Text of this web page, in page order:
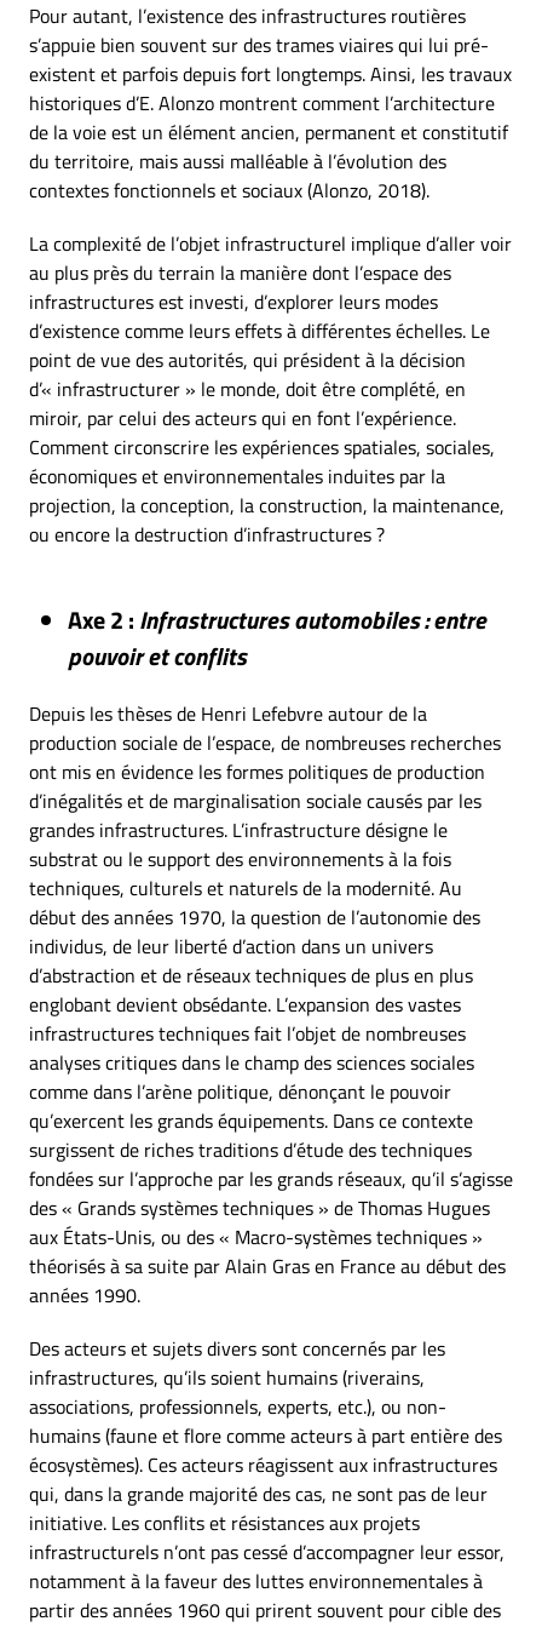
Pour autant, l’existence des infrastructures routières
s’appuie bien souvent sur des trames viaires qui lui pré-
existent et parfois depuis fort longtemps. Ainsi, les travaux
historiques d’E. Alonzo montrent comment l’architecture
de la voie est un élément ancien, permanent et constitutif
du territoire, mais aussi malléable à l’évolution des
contextes fonctionnels et sociaux (Alonzo, 2018).
La complexité de l’objet infrastructurel implique d’aller voir
au plus près du terrain la manière dont l’espace des
infrastructures est investi, d’explorer leurs modes
d’existence comme leurs effets à différentes échelles. Le
point de vue des autorités, qui président à la décision
d’« infrastructurer » le monde, doit être complété, en
miroir, par celui des acteurs qui en font l’expérience.
Comment circonscrire les expériences spatiales, sociales,
économiques et environnementales induites par la
projection, la conception, la construction, la maintenance,
ou encore la destruction d’infrastructures ?
Axe 2 :Infrastructures automobiles : entre
pouvoir et conflits
Depuis les thèses de Henri Lefebvre autour de la
production sociale de l’espace, de nombreuses recherches
ont mis en évidence les formes politiques de production
d’inégalités et de marginalisation sociale causés par les
grandes infrastructures. L’infrastructure désigne le
substrat ou le support des environnements à la fois
techniques, culturels et naturels de la modernité. Au
début des années 1970, la question de l’autonomie des
individus, de leur liberté d’action dans un univers
d’abstraction et de réseaux techniques de plus en plus
englobant devient obsédante. L’expansion des vastes
infrastructures techniques fait l’objet de nombreuses
analyses critiques dans le champ des sciences sociales
comme dans l’arène politique, dénonçant le pouvoir
qu’exercent les grands équipements. Dans ce contexte
surgissent de riches traditions d’étude des techniques
fondées sur l’approche par les grands réseaux, qu’il s’agisse
des « Grands systèmes techniques » de Thomas Hugues
aux États-Unis, ou des « Macro-systèmes techniques »
théorisés à sa suite par Alain Gras en France au début des
années 1990.
Des acteurs et sujets divers sont concernés par les
infrastructures, qu’ils soient humains (riverains,
associations, professionnels, experts, etc.), ou non-
humains (faune et flore comme acteurs à part entière des
écosystèmes). Ces acteurs réagissent aux infrastructures
qui, dans la grande majorité des cas, ne sont pas de leur
initiative. Les conflits et résistances aux projets
infrastructurels n’ont pas cessé d’accompagner leur essor,
notamment à la faveur des luttes environnementales à
partir des années 1960 qui prirent souvent pour cible des